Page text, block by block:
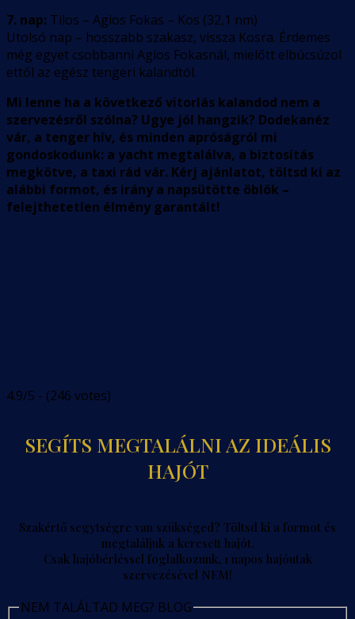
7. nap: Tilos – Agios Fokas – Kos (32,1 nm)
Utolsó nap – hosszabb szakasz, vissza Kosra. Érdemes
még egyet csobbanni Agios Fokasnál, mielőtt elbúcsúzol
ettől az egész tengeri kalandtól.
Mi lenne ha a következő vitorlás kalandod nem a
szervezésről szólna? Ugye jól hangzik? Dodekanéz
vár, a tenger hív, és minden apróságról mi
gondoskodunk: a yacht megtalálva, a biztosítás
megkötve, a taxi rád vár. Kérj ajánlatot, töltsd ki az
alábbi formot, és irány a napsütötte öblök –
felejthetetlen élmény garantált!
4.9/5 - (246 votes)
SEGÍTS MEGTALÁLNI AZ IDEÁLIS
HAJÓT
Szakértő segytségre van szükséged? Töltsd ki a formot és
megtaláljuk a keresett hajót.
Csak hajóbérléssel foglalkozunk, 1 napos hajóutak
szervezésével NEM!
NEM TALÁLTAD MEG? BLOG